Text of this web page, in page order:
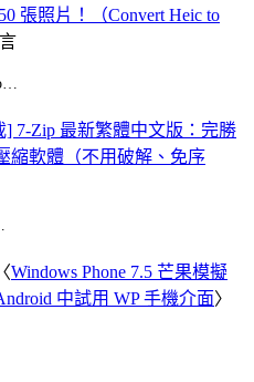
張照片！（Convert Heic to
] 7-Zip 最新繁體中文版：完勝
縮軟體（不用破解、免序
Windows Phone 7.5 芒果模擬
中試用 WP 手機介面〉